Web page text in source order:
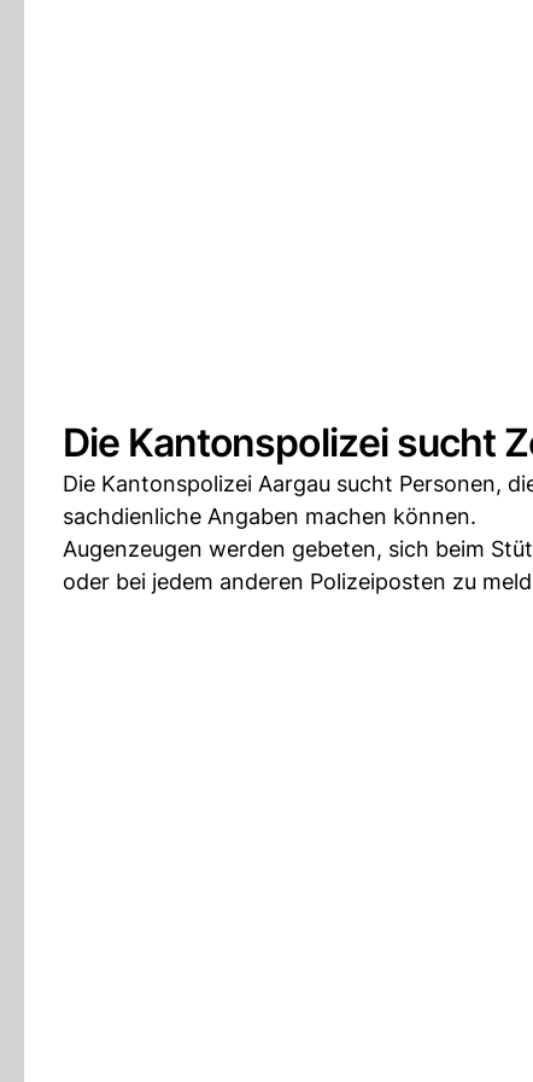
Die Kantonspolizei sucht
Die Kantonspolizei Aargau sucht Personen,
sachdienliche Angaben machen können.
Augenzeugen werden gebeten, sich beim
oder bei jedem anderen Polizeiposten zu